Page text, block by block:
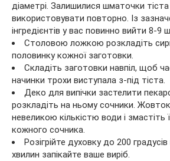
діаметрі. Залишилися шматочки
використовувати повторно. Із
інгредієнтів у вас повинно вийти 8-9
Столовою ложкою розкладіть
половинку кожної заготовки.
Складіть заготовки навпіл, щоб
начинки трохи виступала з-під тіста.
Деко для випічки застелити
розкладіть на ньому сочники.
невеликою кількістю води і змастіть
кожного сочника.
Розігрійте духовку до 200
хвилин запікайте ваше виріб.